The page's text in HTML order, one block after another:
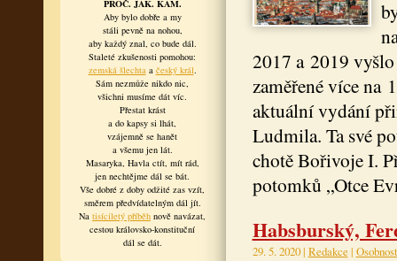
PROČ. JAK. KAM.
Aby bylo dobře a my
stáli pevně na nohou,
aby každý znal, co bude dál.
Staleté zkušenosti pomohou:
zemská šlechtaa český král.
Sám nezmůže nikdo nic,
všichni musíme dát víc.
Přestat krást
a do kapsy si lhát,
vzájemně se hanět
a všemu jen lát.
Masaryka, Havla ctít, mít rád,
jen nechtějme dál se bát.
Vše dobré z doby odžité zas vzít,
směrem předvídatelným dál jít.
Na tisíciletý příběh nově navázat,
cestou královsko-konstituční
dál se dát.
2017 a 2019
zaměřené více na
aktuální vydání
Ludmila. Ta své
chotě Bořivoje I.
potomků „Otce
Habsburský,
29. 5. 2020 | Redakce |